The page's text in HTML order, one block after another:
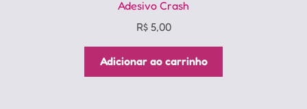
Adesivo Crash
R$5,00
Adicionar ao carrinho